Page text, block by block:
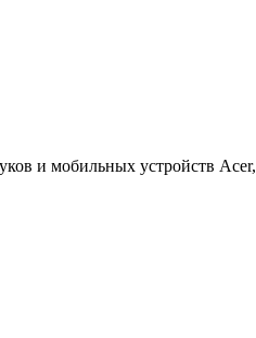
и мобильных устройств